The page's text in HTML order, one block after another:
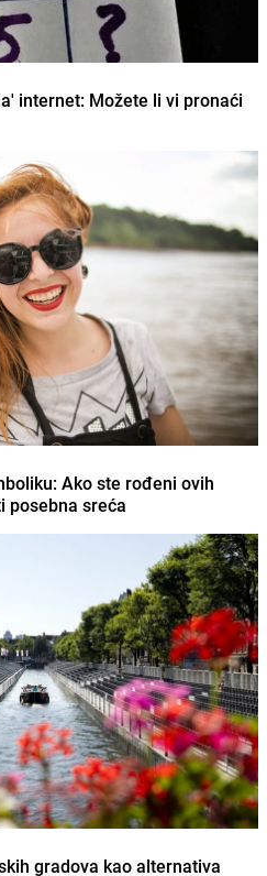
internet: Možete li vi pronaći
Ako ste rođeni ovih
posebna sreća
gradova kao alternativa